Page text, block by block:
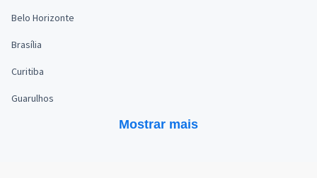
Belo Horizonte
Brasília
Curitiba
Guarulhos
Mostrar mais